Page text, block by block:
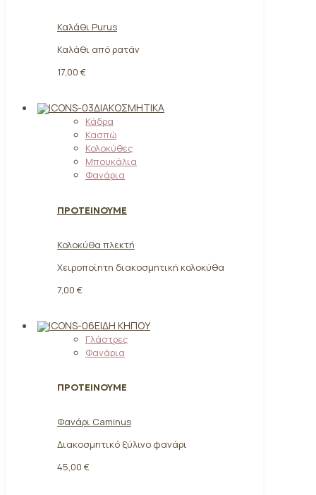
Καλάθι Purus
Καλάθι από ρατάν
17,00 €
ΔΙΑΚΟΣΜΗΤΙΚΆ
Κάδρα
Κασπώ
Κολοκύθες
Μπουκάλια
Φανάρια
ΠΡΟΤΕΙΝΟΥΜΕ
Κολοκύθα πλεκτή
Χειροποίητη διακοσμητική κολοκύθα
7,00 €
ΕΊΔΗ ΚΉΠΟΥ
Γλάστρες
Φανάρια
ΠΡΟΤΕΙΝΟΥΜΕ
Φανάρι Caminus
Διακοσμητικό ξύλινο φανάρι
45,00 €